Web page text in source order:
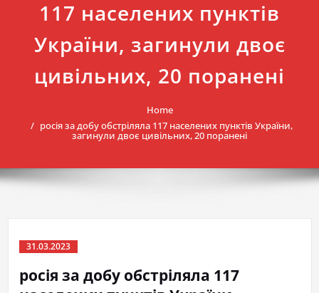
117 населених пунктів
України, загинули двоє
цивільних, 20 поранені
Home
росія за добу обстріляла 117 населених пунктів України,
загинули двоє цивільних, 20 поранені
31.03.2023
росія за добу обстріляла 117